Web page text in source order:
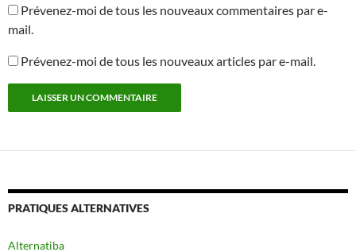
Prévenez-moi de tous les nouveaux commentaires par e-
mail.
Prévenez-moi de tous les nouveaux articles par e-mail.
PRATIQUES ALTERNATIVES
Alternatiba